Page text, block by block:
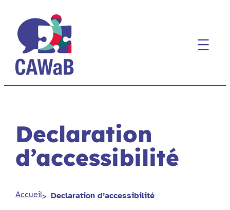
contenu
Declaration
d’accessibilité
Accueil Declaration d’accessibilité